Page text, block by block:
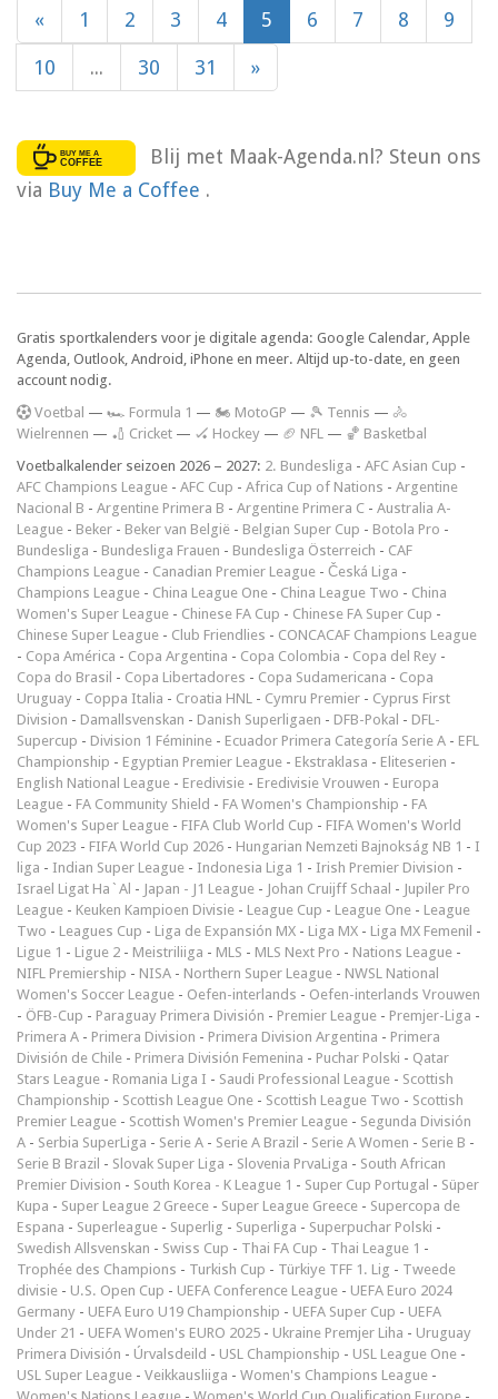
« 1 2 3 4 5 6 7 8 9
10 ... 30 31 »
Blij met Maak-Agenda.nl? Steun ons
via Buy Me a Coffee .
Gratis sportkalenders voor je digitale agenda: Google Calendar, Apple
Agenda, Outlook, Android, iPhone en meer. Altijd up-to-date, en geen
account nodig.
Voetbal — 🏎️ Formula 1 — 🏍 MotoGP — 🎾 Tennis — 🚴
Wielrennen — 🏏 Cricket — 🏑 Hockey — 🏈 NFL — 🏀 Basketbal
Voetbalkalender seizoen 2026 – 2027: 2. Bundesliga - AFC Asian Cup -
AFC Champions League - AFC Cup - Africa Cup of Nations - Argentine
Nacional B - Argentine Primera B - Argentine Primera C - Australia A-
League - Beker - Beker van België - Belgian Super Cup - Botola Pro -
Bundesliga - Bundesliga Frauen - Bundesliga Österreich - CAF
Champions League - Canadian Premier League - Česká Liga -
Champions League - China League One - China League Two - China
Women's Super League - Chinese FA Cup - Chinese FA Super Cup -
Chinese Super League - Club Friendlies - CONCACAF Champions League
- Copa América - Copa Argentina - Copa Colombia - Copa del Rey -
Copa do Brasil - Copa Libertadores - Copa Sudamericana - Copa
Uruguay - Coppa Italia - Croatia HNL - Cymru Premier - Cyprus First
Division - Damallsvenskan - Danish Superligaen - DFB-Pokal - DFL-
Supercup - Division 1 Féminine - Ecuador Primera Categoría Serie A - EFL
Championship - Egyptian Premier League - Ekstraklasa - Eliteserien -
English National League - Eredivisie - Eredivisie Vrouwen - Europa
League - FA Community Shield - FA Women's Championship - FA
Women's Super League - FIFA Club World Cup - FIFA Women's World
Cup 2023 - FIFA World Cup 2026 - Hungarian Nemzeti Bajnokság NB 1 - I
liga - Indian Super League - Indonesia Liga 1 - Irish Premier Division -
Israel Ligat Ha`Al - Japan - J1 League - Johan Cruijff Schaal - Jupiler Pro
League - Keuken Kampioen Divisie - League Cup - League One - League
Two - Leagues Cup - Liga de Expansión MX - Liga MX - Liga MX Femenil -
Ligue 1 - Ligue 2 - Meistriliiga - MLS - MLS Next Pro - Nations League -
NIFL Premiership - NISA - Northern Super League - NWSL National
Women's Soccer League - Oefen-interlands - Oefen-interlands Vrouwen
- ÖFB-Cup - Paraguay Primera División - Premier League - Premjer-Liga -
Primera A - Primera Division - Primera Division Argentina - Primera
División de Chile - Primera División Femenina - Puchar Polski - Qatar
Stars League - Romania Liga I - Saudi Professional League - Scottish
Championship - Scottish League One - Scottish League Two - Scottish
Premier League - Scottish Women's Premier League - Segunda División
A - Serbia SuperLiga - Serie A - Serie A Brazil - Serie A Women - Serie B -
Serie B Brazil - Slovak Super Liga - Slovenia PrvaLiga - South African
Premier Division - South Korea - K League 1 - Super Cup Portugal - Süper
Kupa - Super League 2 Greece - Super League Greece - Supercopa de
Espana - Superleague - Superlig - Superliga - Superpuchar Polski -
Swedish Allsvenskan - Swiss Cup - Thai FA Cup - Thai League 1 -
Trophée des Champions - Turkish Cup - Türkiye TFF 1. Lig - Tweede
divisie - U.S. Open Cup - UEFA Conference League - UEFA Euro 2024
Germany - UEFA Euro U19 Championship - UEFA Super Cup - UEFA
Under 21 - UEFA Women's EURO 2025 - Ukraine Premjer Liha - Uruguay
Primera División - Úrvalsdeild - USL Championship - USL League One -
USL Super League - Veikkausliiga - Women's Champions League -